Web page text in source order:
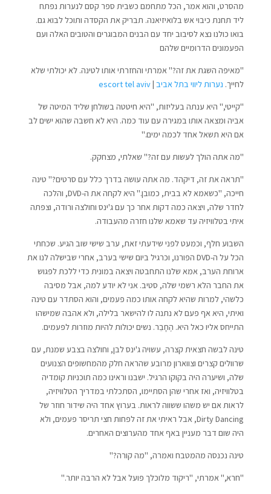
מהסרט, והוא אמר, הכל מתחמם כשבית ספר קסם לנערות נפתח
ליד תחנת כיבוי אש בלואיזיאנה. תבריק את הקסדה ותוכל לבוא גם.
בואו כולנו נצא לסיבוב יחד עם הבנים המבוגרים והטובים האלה ועם
הפעמונים הדרומיים שלהם
"מאיפה השגת את זה?" אמרתי והחזרתי אותו לטינה. לא יכולתי שלא
לחייך. נערות ליווי בתל אביב|
escort tel aviv
"קייטי," היא ענתה בעליזות, "היא חיטטה בשולחן שליד המיטה של
אביה ומצאה אותו במגירה עם עוד כמה. היא לא חשבה שהוא ישים לב
אם היא תשאל אחד לכמה ימים."
"מה אתה הולך לעשות עם זה?" שאלתי, מצחקק.
"תראה את זה, דיקהד. מה אתה עושה בדרך כלל עם סרטים?" טינה
חייכה, "כשאמא לא בבית, כמובן." היא לקחה את ה-DVD, והלכה
לחדר שלה, ויצאה כמה דקות אחר כך עם ג'ינס וחולצה ורודה, וצפתה
איתי בטלוויזיה עד שאמא שלנו חזרה מהעבודה.
השבוע חלף, וכמעט לפני שידעתי זאת, ערב שישי שוב הגיע. שכחתי
הכל על ה-DVD הפורנו, וכרגיל ביום שישי בערב, אחרי שבישלה לנו את
ארוחת הערב, אמא שלנו התחבטה ויצאה במונית כדי ללכת לפגוש
את החבר הלא רשמי שלה, סטיב. אני לא יודע למה, אבל מסיבה
כלשהי, למרות שהיא לקחה אותו כמה פעמים, והוא הסתדר עם טינה
ואיתי, היא אף פעם לא נתנה לו להישאר בלילה, ולא אהבה שמישהו
התייחס אליו כאל היא. הֶחָבֵר. נשים יכולות להיות מוזרות לפעמים.
טינה לבשה חצאית קצרה, עשויה ג'ינס לבן, וחולצה בצבע שמנת, עם
שרוולים קצרים וצווארון מרובע שהראה חלק מהמחשופים הצנועים
שלה, ושיערה היה בקוקו הרגיל. ישבנו וראינו כמה תוכניות קומדיה
בטלוויזיה, ואז אחרי שהן הסתיימו, הסתכלתי במדריך הטלוויזיה,
לראות אם יש משהו ששווה לראות. בערוץ אחד היה שידור חוזר של
Dirty Dancing, אבל ראיתי את זה לפחות חצי תריסר פעמים, ולא
היה שום דבר מעניין באף אחד מהערוצים האחרים.
טינה נכנסה מהמטבח ואמרה, "מה קורה?"
"חרא," אמרתי, "ריקוד מלוכלך פועל אבל לא הרבה יותר."